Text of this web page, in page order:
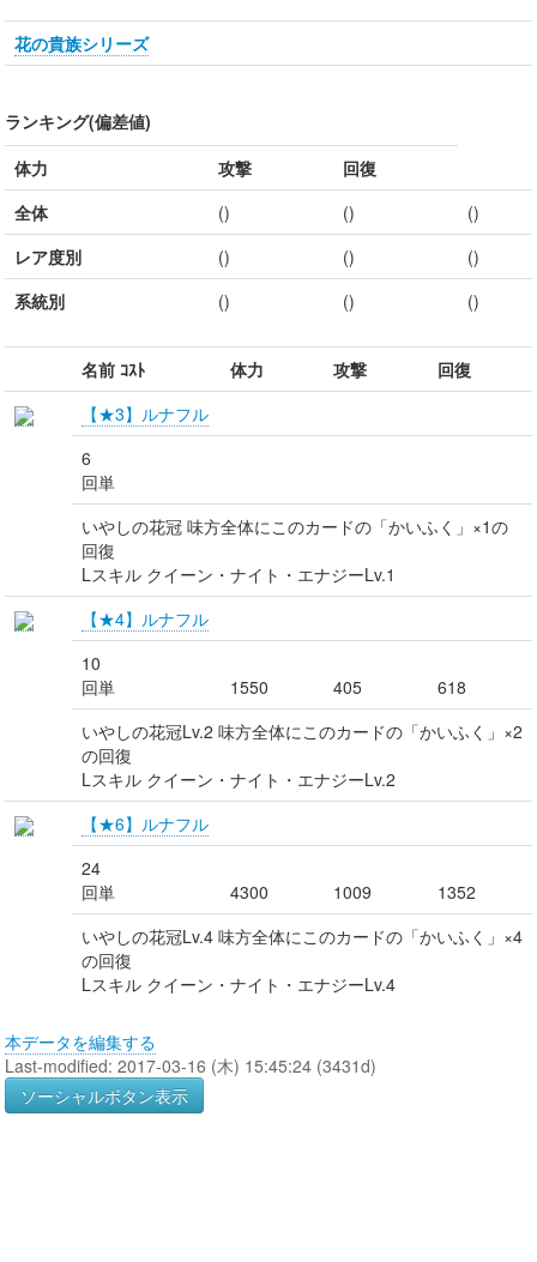
花の貴族シリーズ
ランキング(偏差値)
体力
攻撃
回復
全体
() ()
()
レア度別
() ()
()
系統別
() () ()
名前 ｺｽﾄ 体力 攻撃
回復
【★3】ルナフル
6
回単
いやしの花冠 味方全体にこのカードの「かいふく」×1の
回復
Lスキル クイーン・ナイト・エナジーLv.1
【★4】ルナフル
10
回単
1550 405
618
いやしの花冠Lv.2 味方全体にこのカードの「かいふく」×2
の回復
Lスキル クイーン・ナイト・エナジーLv.2
【★6】ルナフル
24
回単
4300 1009
1352
いやしの花冠Lv.4 味方全体にこのカードの「かいふく」×4
の回復
Lスキル クイーン・ナイト・エナジーLv.4
本データを編集する
Last-modified: 2017-03-16 (木) 15:45:24 (3431d)
ソーシャルボタン表示